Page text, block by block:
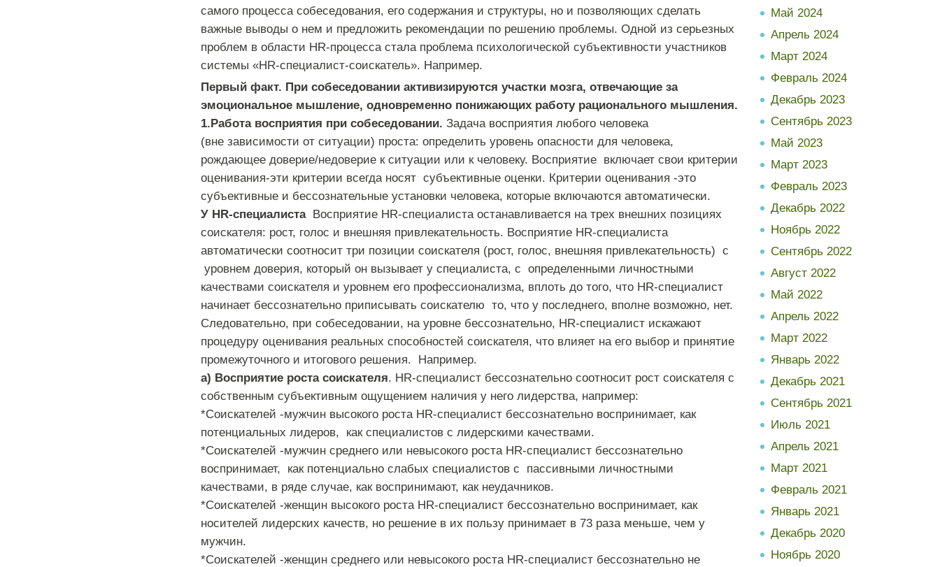
самого процесса собеседования, его содержания и структуры, но и позволяющих сделать
важные выводы о нем и предложить рекомендации по решению проблемы. Одной из серьезных
проблем в области HR-процесса стала проблема психологической субъективности участников
системы «HR-специалист-соискатель». Например.
Первый факт. При собеседовании активизируются участки мозга, отвечающие за
эмоциональное мышление, одновременно понижающих работу рационального мышления.
1.Работа восприятия при собеседовании. Задача восприятия любого человека
(вне зависимости от ситуации) проста: определить уровень опасности для человека,
рождающее доверие/недоверие к ситуации или к человеку. Восприятие включает свои критерии
оценивания-эти критерии всегда носят субъективные оценки. Критерии оценивания -это
субъективные и бессознательные установки человека, которые включаются автоматически.
У HR-специалиста Восприятие HR-специалиста останавливается на трех внешних позициях
соискателя: рост, голос и внешняя привлекательность. Восприятие HR-специалиста
автоматически соотносит три позиции соискателя (рост, голос, внешняя привлекательность) с
уровнем доверия, который он вызывает у специалиста, с определенными личностными
качествами соискателя и уровнем его профессионализма, вплоть до того, что HR-специалист
начинает бессознательно приписывать соискателю то, что у последнего, вполне возможно, нет.
Следовательно, при собеседовании, на уровне бессознательно, HR-специалист искажают
процедуру оценивания реальных способностей соискателя, что влияет на его выбор и принятие
промежуточного и итогового решения. Например.
а) Восприятие роста соискателя. HR-специалист бессознательно соотносит рост соискателя с
собственным субъективным ощущением наличия у него лидерства, например:
*Соискателей -мужчин высокого роста HR-специалист бессознательно воспринимает, как
потенциальных лидеров, как специалистов с лидерскими качествами.
*Соискателей -мужчин среднего или невысокого роста HR-специалист бессознательно
воспринимает, как потенциально слабых специалистов с пассивными личностными
качествами, в ряде случае, как воспринимают, как неудачников.
*Соискателей -женщин высокого роста HR-специалист бессознательно воспринимает, как
носителей лидерских качеств, но решение в их пользу принимает в 73 раза меньше, чем у
мужчин.
*Соискателей -женщин среднего или невысокого роста HR-специалист бессознательно не
Май 2024
Апрель 2024
Март 2024
Февраль 2024
Декабрь 2023
Сентябрь 2023
Май 2023
Март 2023
Февраль 2023
Декабрь 2022
Ноябрь 2022
Сентябрь 2022
Август 2022
Май 2022
Апрель 2022
Март 2022
Январь 2022
Декабрь 2021
Сентябрь 2021
Июль 2021
Апрель 2021
Март 2021
Февраль 2021
Январь 2021
Декабрь 2020
Ноябрь 2020